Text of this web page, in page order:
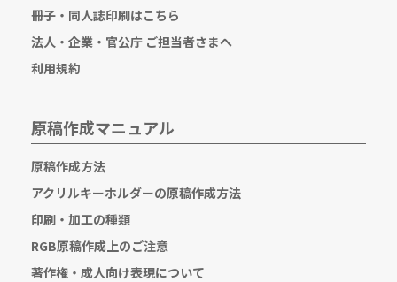
冊子・同人誌印刷はこちら
法人・企業・官公庁 ご担当者さまへ
利用規約
原稿作成マニュアル
原稿作成方法
アクリルキーホルダーの原稿作成方法
印刷・加工の種類
RGB原稿作成上のご注意
著作権・成人向け表現について